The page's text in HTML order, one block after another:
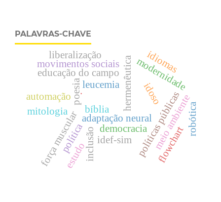
PALAVRAS-CHAVE
idoso
adaptação neural
força muscular
poesia
mitologia bíblia hermenêutica
educação do campo
movimentos sociais
políticas públicas
política democracia
inclusão
liberalização
.
meio ambiente
modernidade
leucemia
idef-sim flowchart
automação
robótica
estudo
idiomas